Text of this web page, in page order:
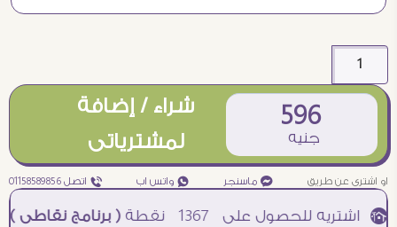
596
جنيه
شراء / إضافة
لمشترياتى
او اشترى عن طريق ¥ ماسنجر ₧ واتس اب ƒ اتصل 01158589856
1367 نقطة( برنامج نقاطى )à خصم 5% للعملاء الجدد à شحن مجانى عند الشراء ب 4000 جنيه à